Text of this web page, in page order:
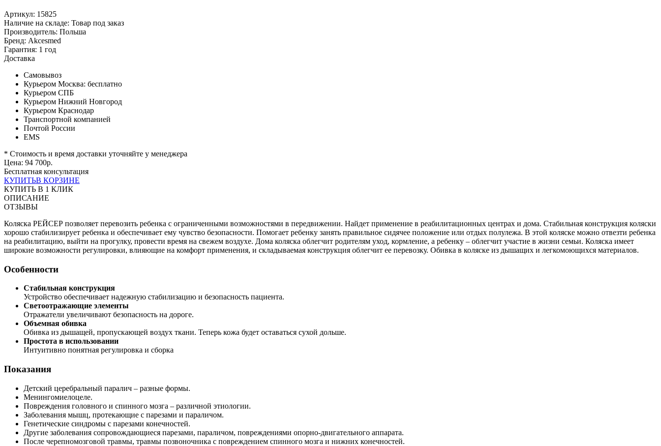
Артикул: 15825
Наличие на складе: Товар под заказ
Производитель: Польша
Бренд: Akcesmed
Гарантия: 1 год
Доставка
Самовывоз
Курьером Москва: бесплатно
Курьером СПБ
Курьером Нижний Новгород
Курьером Краснодар
Транспортной компанией
Почтой России
EMS
* Стоимость и время доставки уточняйте у менеджера
Цена: 94 700р.
Бесплатная консультация
КУПИТЬВ КОРЗИНЕ
КУПИТЬ В 1 КЛИК
ОПИСАНИЕ
ОТЗЫВЫ
Коляска РЕЙСЕР позволяет перевозить ребенка с ограниченными возможностями в передвижении. Найдет применение в реабилитационных центрах и дома. Стабильная конструкция коляски
хорошо стабилизирует ребенка и обеспечивает ему чувство безопасности. Помогает ребенку занять правильное сидячее положение или отдых полулежа. В этой коляске можно отвезти ребенка
на реабилитацию, выйти на прогулку, провести время на свежем воздухе. Дома коляска облегчит родителям уход, кормление, а ребенку – облегчит участие в жизни семьи. Коляска имеет
широкие возможности регулировки, влияющие на комфорт применения, и складываемая конструкция облегчит ее перевозку. Обивка в коляске из дышащих и легкомоющихся материалов.
Особенности
Стабильная конструкция
Устройство обеспечивает надежную стабилизацию и безопасность пациента.
Светоотражающие элементы
Отражатели увеличивают безопасность на дороге.
Объемная обивка
Обивка из дышащей, пропускающей воздух ткани. Теперь кожа будет оставаться сухой дольше.
Простота в использовании
Интуитивно понятная регулировка и сборка
Показания
Детский церебральный паралич – разные формы.
Менингомиелоцеле.
Повреждения головного и спинного мозга – различной этиологии.
Заболевания мышц, протекающие с парезами и параличом.
Генетические синдромы с парезами конечностей.
Другие заболевания сопровождающиеся парезами, параличом, повреждениями опорно-двигательного аппарата.
После черепномозговой травмы, травмы позвоночника с повреждением спинного мозга и нижних конечностей.